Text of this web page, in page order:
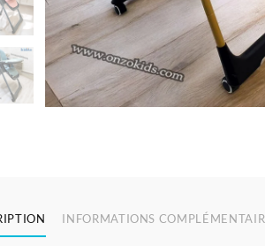
INFORMATIONS